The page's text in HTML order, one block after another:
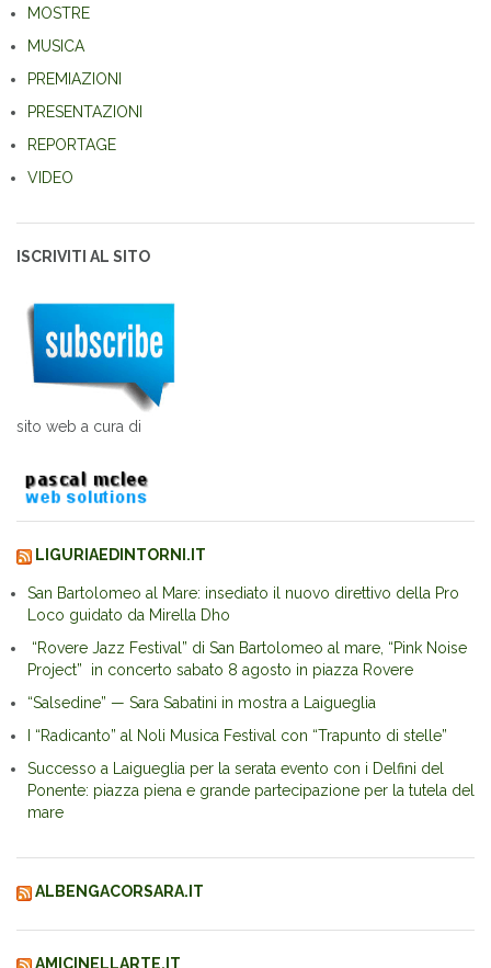
MOSTRE
MUSICA
PREMIAZIONI
PRESENTAZIONI
REPORTAGE
VIDEO
ISCRIVITI AL SITO
sito web a cura di
LIGURIAEDINTORNI.IT
San Bartolomeo al Mare: insediato il nuovo direttivo della Pro
Loco guidato da Mirella Dho
“Rovere Jazz Festival” di San Bartolomeo al mare, “Pink Noise
Project” in concerto sabato 8 agosto in piazza Rovere
“Salsedine” — Sara Sabatini in mostra a Laigueglia
I “Radicanto” al Noli Musica Festival con “Trapunto di stelle”
Successo a Laigueglia per la serata evento con i Delfini del
Ponente: piazza piena e grande partecipazione per la tutela del
mare
ALBENGACORSARA.IT
AMICINELLARTE.IT